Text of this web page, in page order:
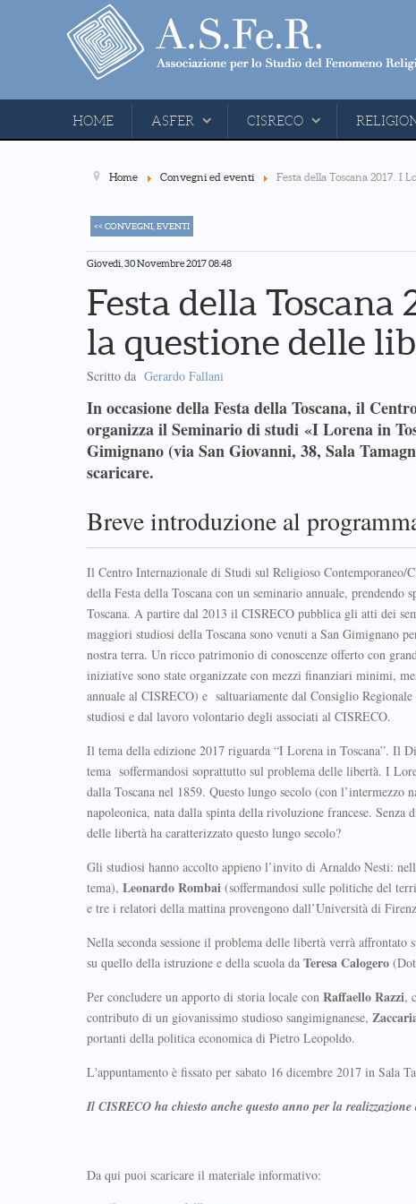
HOME ASFER CISRECO
Home Convegni ed eventi Festa della Toscana 2017. I
<< CONVEGNI, EVENTI
Giovedì, 30 Novembre 2017 08:48
Festa della Toscana
la questione delle
Scritto da Gerardo Fallani
In occasione della Festa della Toscana, il
organizza il Seminario di studi «I Lorena in
Gimignano (via San Giovanni, 38, Sala
scaricare.
Breve introduzione al
Il Centro Internazionale di Studi sul Religioso
della Festa della Toscana con un seminario annuale,
Toscana. A partire dal 2013 il CISRECO pubblica gli atti dei
maggiori studiosi della Toscana sono venuti a San Gimignano
nostra terra. Un ricco patrimonio di conoscenze offerto con
iniziative sono state organizzate con mezzi finanziari minimi,
annuale al CISRECO) e saltuariamente dal Consiglio
studiosi e dal lavoro volontario degli associati al CISRECO.
Il tema della edizione 2017 riguarda “I Lorena in Toscana”. Il
tema soffermandosi soprattutto sul problema delle libertà. I
dalla Toscana nel 1859. Questo lungo secolo (con
napoleonica, nata dalla spinta della rivoluzione francese. Senza
delle libertà ha caratterizzato questo lungo secolo?
Gli studiosi hanno accolto appieno l’invito di Arnaldo Nesti:
tema), Leonardo Rombai (soffermandosi sulle politiche del
e tre i relatori della mattina provengono dall’Università di
Nella seconda sessione il problema delle libertà verrà affrontato
su quello della istruzione e della scuola da TeresaCalogero
Per concludere un apporto di storia locale con Raffaello Razzi,
contributo di un giovanissimo studioso sangimignanese,
portanti della politica economica di Pietro Leopoldo.
L'appuntamento è fissato per sabato 16 dicembre 2017 in Sala
Il CISRECO ha chiesto anche questo anno per la
Da qui puoi scaricare il materiale informativo: